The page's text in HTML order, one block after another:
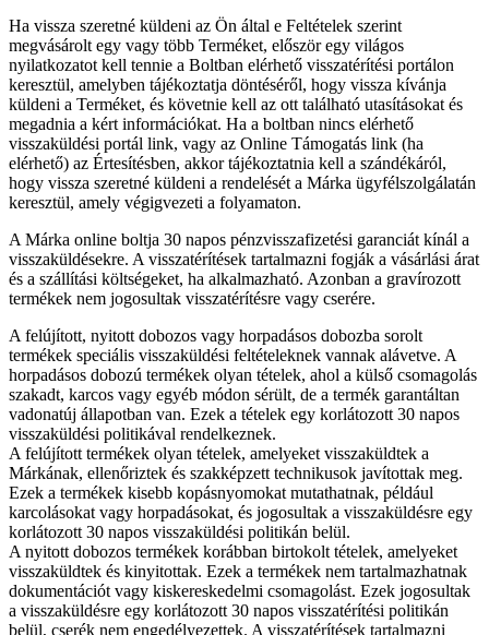
Ha vissza szeretné küldeni az Ön által e Feltételek szerint
megvásárolt egy vagy több Terméket, először egy világos
nyilatkozatot kell tennie a Boltban elérhető visszatérítési portálon
keresztül, amelyben tájékoztatja döntéséről, hogy vissza kívánja
küldeni a Terméket, és követnie kell az ott található utasításokat és
megadnia a kért információkat. Ha a boltban nincs elérhető
visszaküldési portál link, vagy az Online Támogatás link (ha
elérhető) az Értesítésben, akkor tájékoztatnia kell a szándékáról,
hogy vissza szeretné küldeni a rendelését a Márka ügyfélszolgálatán
keresztül, amely végigvezeti a folyamaton.
A Márka online boltja 30 napos pénzvisszafizetési garanciát kínál a
visszaküldésekre. A visszatérítések tartalmazni fogják a vásárlási árat
és a szállítási költségeket, ha alkalmazható. Azonban a gravírozott
termékek nem jogosultak visszatérítésre vagy cserére.
A felújított, nyitott dobozos vagy horpadásos dobozba sorolt
termékek speciális visszaküldési feltételeknek vannak alávetve. A
horpadásos dobozú termékek olyan tételek, ahol a külső csomagolás
szakadt, karcos vagy egyéb módon sérült, de a termék garantáltan
vadonatúj állapotban van. Ezek a tételek egy korlátozott 30 napos
visszaküldési politikával rendelkeznek.
A felújított termékek olyan tételek, amelyeket visszaküldtek a
Márkának, ellenőriztek és szakképzett technikusok javítottak meg.
Ezek a termékek kisebb kopásnyomokat mutathatnak, például
karcolásokat vagy horpadásokat, és jogosultak a visszaküldésre egy
korlátozott 30 napos visszaküldési politikán belül.
A nyitott dobozos termékek korábban birtokolt tételek, amelyeket
visszaküldtek és kinyitottak. Ezek a termékek nem tartalmazhatnak
dokumentációt vagy kiskereskedelmi csomagolást. Ezek jogosultak
a visszaküldésre egy korlátozott 30 napos visszatérítési politikán
belül, cserék nem engedélyezettek. A visszatérítések tartalmazni